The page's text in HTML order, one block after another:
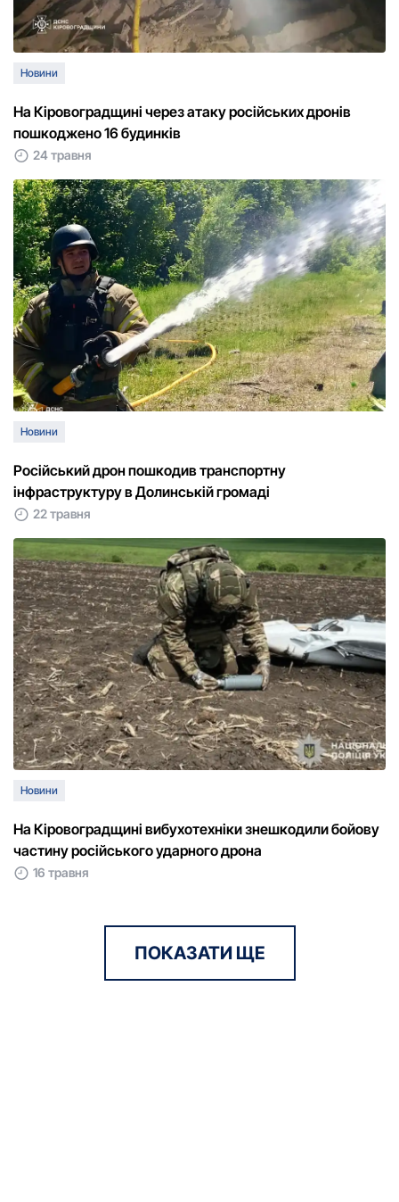
Новини
На Кіровоградщині через атаку російських дронів
пошкоджено 16 будинків
24 травня
Новини
Російський дрон пошкодив транспортну
інфраструктуру в Долинській громаді
22 травня
Новини
На Кіровоградщині вибухотехніки знешкодили бойову
частину російського ударного дрона
16 травня
ПОКАЗАТИ ЩЕ